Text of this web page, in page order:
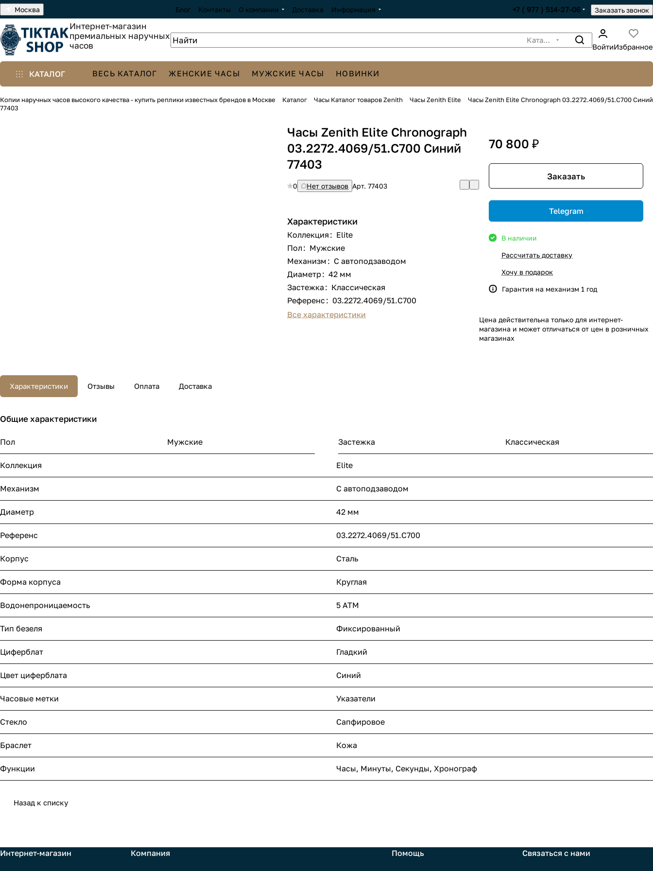
Москва Блог Контакты О компании Доставка Информация +7 ( 977 ) 514-27-06 Заказать звонок
Интернет-магазин
премиальных наручных
часов
ВойтиИзбранное
КАТАЛОГ ВЕСЬ КАТАЛОГ ЖЕНСКИЕ ЧАСЫ МУЖСКИЕ ЧАСЫ НОВИНКИ
Копии наручных часов высокого качества - купить реплики известных брендов в Москве Каталог Часы Каталог товаров Zenith Часы Zenith Elite
Часы Zenith Elite Chronograph 03.2272.4069/51.C700 Синий
77403
Часы Zenith Elite Chronograph
03.2272.4069/51.C700 Синий
77403
0 Нет отзывов Арт.77403
Характеристики
Коллекция : Elite
Пол : Мужские
Механизм : С автоподзаводом
Диаметр: 42 мм
Застежка : Классическая
Референс : 03.2272.4069/51.C700
Все характеристики
70 800 ₽
Заказать
Telegram
В наличии
Рассчитать доставку
Хочу в подарок
Гарантия на механизм 1 год
Цена действительна только для интернет-
магазина и может отличаться от цен в розничных
магазинах
Характеристики Отзывы Оплата Доставка
Общие характеристики
Пол Мужские Застежка Классическая
Коллекция Elite
Механизм С автоподзаводом
Диаметр 42 мм
Референс 03.2272.4069/51.C700
Корпус Сталь
Форма корпуса Круглая
Водонепроницаемость 5 ATM
Тип безеля Фиксированный
Циферблат Гладкий
Цвет циферблата Синий
Часовые метки Указатели
Стекло Сапфировое
Браслет Кожа
Функции Часы, Минуты, Секунды, Хронограф
Назад к списку
Интернет-магазин Компания Помощь Связаться с нами